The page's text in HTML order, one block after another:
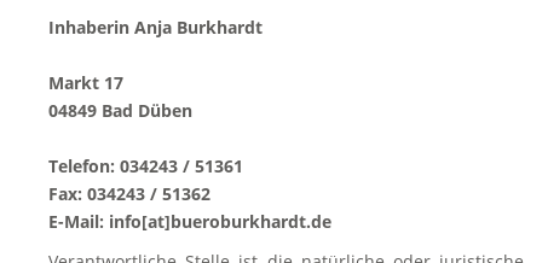
Inhaberin Anja Burkhardt
Markt 17
04849 Bad Düben
Telefon: 034243 / 51361
Fax: 034243 / 51362
E-Mail: info[at]bueroburkhardt.de